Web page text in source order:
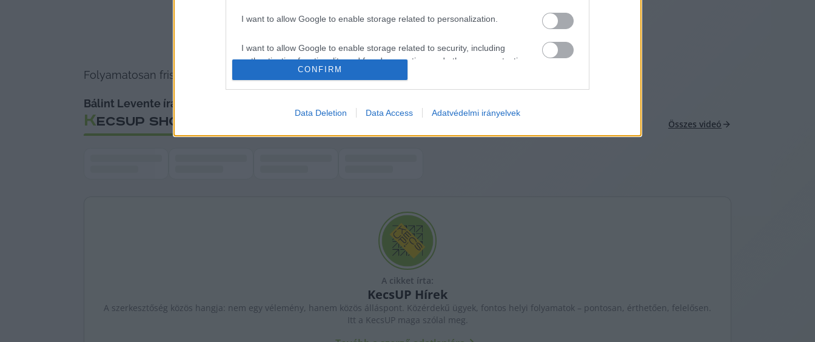
I want to allow Google to enable storage related to personalization.
I want to allow Google to enable storage related to security, including
authentication functionality and fraud prevention, and other user protection.
CONFIRM
Data Deletion Data Access Adatvédelmi irányelvek
Folyamatosan frissülő napi hírfolyamunkat ITT találják.
Bálint Levente írása.
KECSUP SHORTS Összes videó
A cikket írta:
KecsUP Hírek
A szerkesztőség közös hangja: nem egy vélemény, hanem közös álláspont. Közérdekű ügyek, fontos helyi folyamatok – pontosan, érthetően, felelősen.
Itt a KecsUP maga szólal meg.